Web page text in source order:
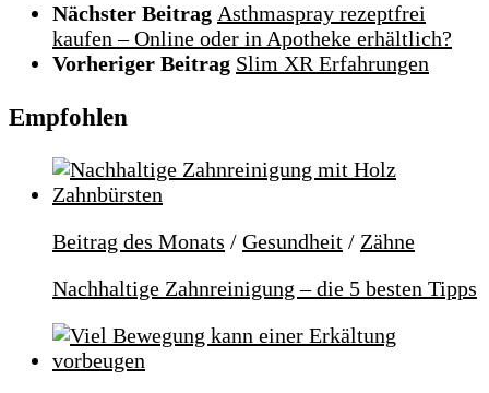
Nächster Beitrag Asthmaspray rezeptfrei
kaufen – Online oder in Apotheke erhältlich?
Vorheriger Beitrag Slim XR Erfahrungen
Empfohlen
Beitrag des Monats / Gesundheit / Zähne
Nachhaltige Zahnreinigung – die 5 besten Tipps